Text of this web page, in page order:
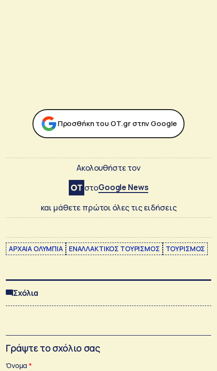
Προσθήκη του ΟΤ.gr στην Google
Ακολουθήστε τον
στοGoogle News
και μάθετε πρώτοι όλες τις ειδήσεις
ΑΡΧΑΙΑ ΟΛΥΜΠΙΑ ΕΝΑΛΛΑΚΤΙΚΟΣ ΤΟΥΡΙΣΜΟΣ ΤΟΥΡΙΣΜΟΣ
Σχόλια
Γράψτε το σχόλιο σας
Όνομα